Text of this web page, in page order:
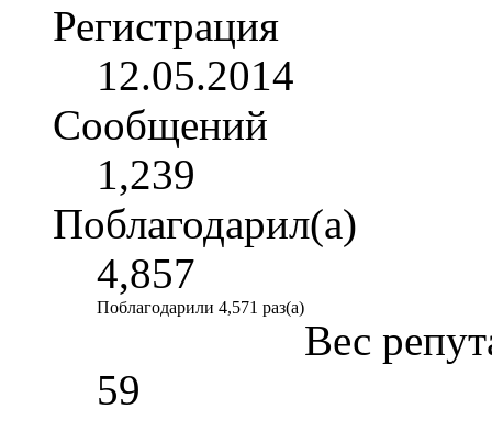
Регистрация
12.05.2014
Сообщений
1,239
Поблагодарил(а)
4,857
Поблагодарили 4,571 раз(а)
Вес
59